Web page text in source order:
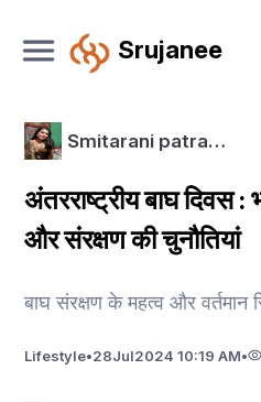
Srujanee
Smitarani patra…
अंतरराष्ट्रीय बाघ दिवस :
और संरक्षण की चुनौतियां
बाघ संरक्षण के महत्व और वर्तमान
Lifestyle•28Jul2024 10:19 AM•